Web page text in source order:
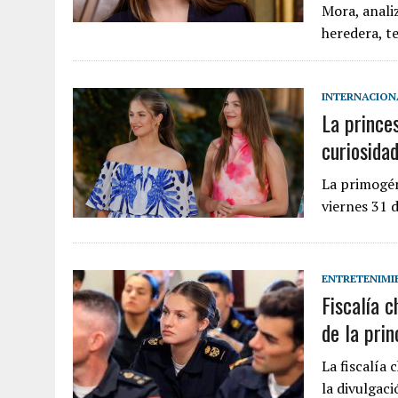
Mora,
heredera,
La
La
viernes 31
Fiscalía
de la
La fiscalía
la